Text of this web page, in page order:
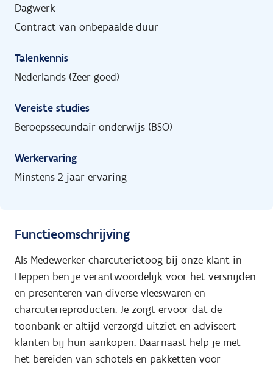
Dagwerk
Contract van onbepaalde duur
Talenkennis
Nederlands (Zeer goed)
Vereiste studies
Beroepssecundair onderwijs (BSO)
Werkervaring
Minstens 2 jaar ervaring
Functieomschrijving
Als Medewerker charcuterietoog bij onze klant in
Heppen ben je verantwoordelijk voor het versnijden
en presenteren van diverse vleeswaren en
charcuterieproducten. Je zorgt ervoor dat de
toonbank er altijd verzorgd uitziet en adviseert
klanten bij hun aankopen. Daarnaast help je met
het bereiden van schotels en pakketten voor